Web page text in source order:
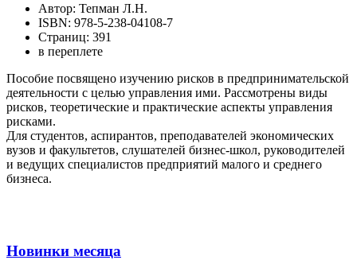
Автор: Тепман Л.Н.
ISBN: 978-5-238-04108-7
Страниц: 391
в переплете
Пособие посвящено изучению рисков в предпринимательской
деятельности с целью управления ими. Рассмотрены виды
рисков, теоретические и практические аспекты управления
рисками.
Для студентов, аспирантов, преподавателей экономических
вузов и факультетов, слушателей бизнес-школ, руководителей
и ведущих специалистов предприятий малого и среднего
бизнеса.
Новинки месяца